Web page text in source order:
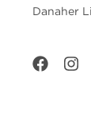
Danaher